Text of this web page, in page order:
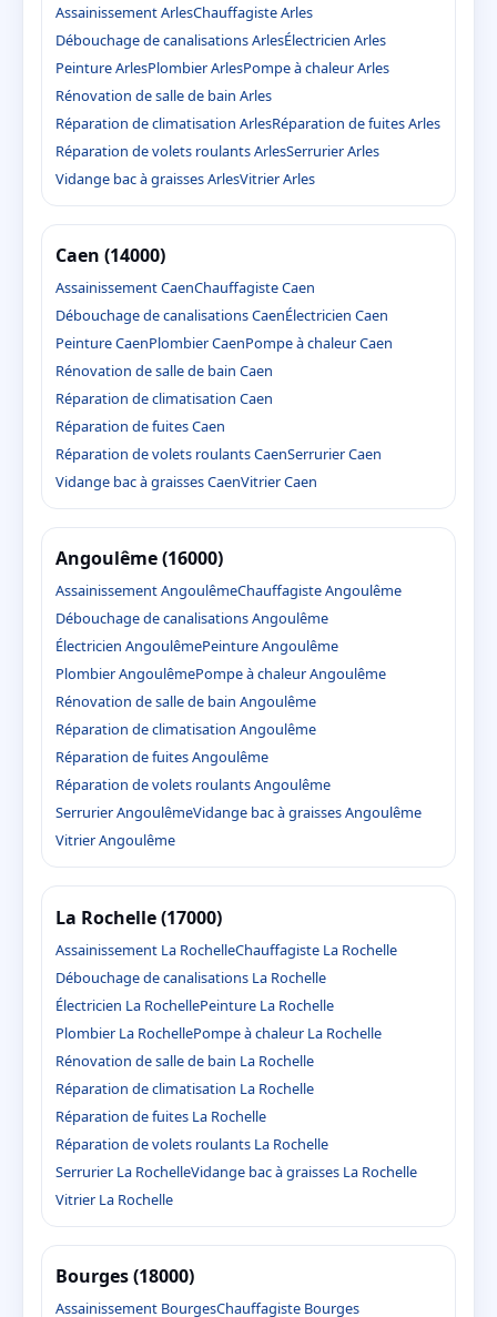
Assainissement ArlesChauffagiste Arles
Débouchage de canalisations ArlesÉlectricien Arles
Peinture ArlesPlombier ArlesPompe à chaleur Arles
Rénovation de salle de bain Arles
Réparation de climatisation ArlesRéparation de fuites Arles
Réparation de volets roulants ArlesSerrurier Arles
Vidange bac à graisses ArlesVitrier Arles
Caen (14000)
Assainissement CaenChauffagiste Caen
Débouchage de canalisations CaenÉlectricien Caen
Peinture CaenPlombier CaenPompe à chaleur Caen
Rénovation de salle de bain Caen
Réparation de climatisation Caen
Réparation de fuites Caen
Réparation de volets roulants CaenSerrurier Caen
Vidange bac à graisses CaenVitrier Caen
Angoulême (16000)
Assainissement AngoulêmeChauffagiste Angoulême
Débouchage de canalisations Angoulême
Électricien AngoulêmePeinture Angoulême
Plombier AngoulêmePompe à chaleur Angoulême
Rénovation de salle de bain Angoulême
Réparation de climatisation Angoulême
Réparation de fuites Angoulême
Réparation de volets roulants Angoulême
Serrurier AngoulêmeVidange bac à graisses Angoulême
Vitrier Angoulême
La Rochelle (17000)
Assainissement La RochelleChauffagiste La Rochelle
Débouchage de canalisations La Rochelle
Électricien La RochellePeinture La Rochelle
Plombier La RochellePompe à chaleur La Rochelle
Rénovation de salle de bain La Rochelle
Réparation de climatisation La Rochelle
Réparation de fuites La Rochelle
Réparation de volets roulants La Rochelle
Serrurier La RochelleVidange bac à graisses La Rochelle
Vitrier La Rochelle
Bourges (18000)
Assainissement BourgesChauffagiste Bourges